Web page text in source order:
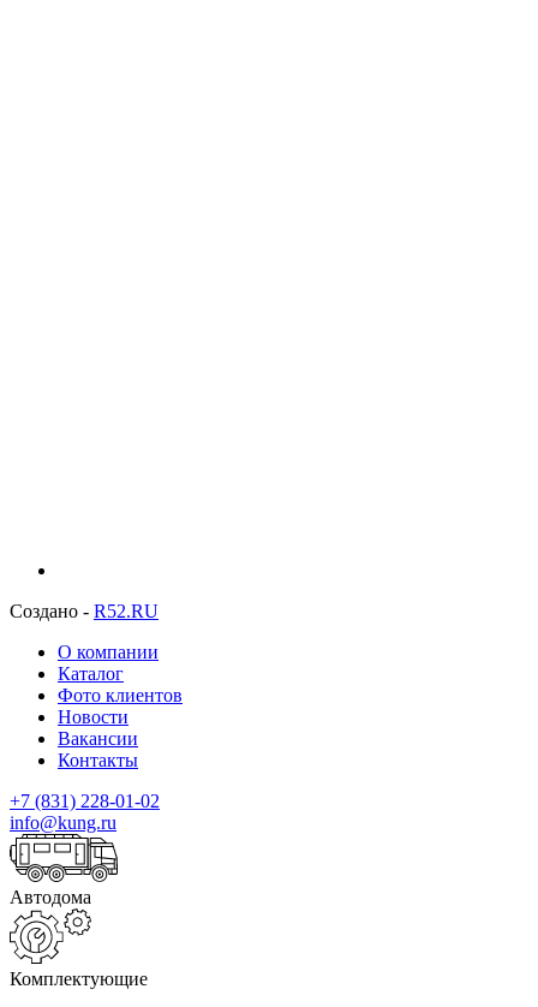
Создано - R52.RU
О компании
Каталог
Фото клиентов
Новости
Вакансии
Контакты
+7 (831) 228-01-02
info@kung.ru
Автодома
Комплектующие